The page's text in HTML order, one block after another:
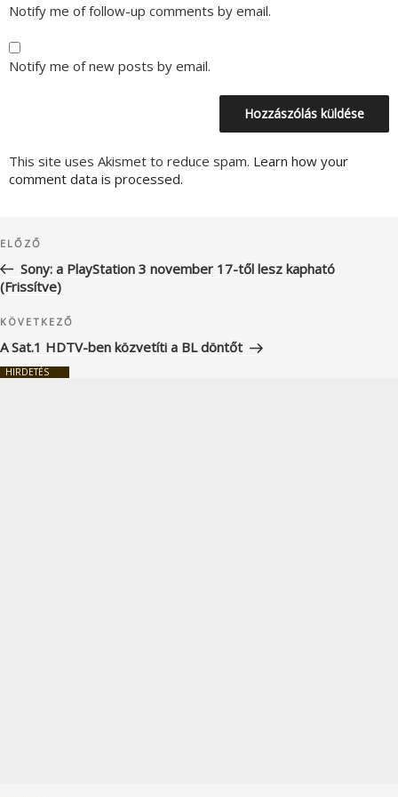
Notify me of follow-up comments by email.
Notify me of new posts by email.
This site uses Akismet to reduce spam. Learn how your
comment data is processed.
navigáció
Korábbi
bejegyzés
ELŐZŐ
Sony: a PlayStation 3 november 17-től lesz kapható
(Frissítve)
Következő
bejegyzés
KÖVETKEZŐ
A Sat.1 HDTV-ben közvetíti a BL döntőt
HIRDETÉS